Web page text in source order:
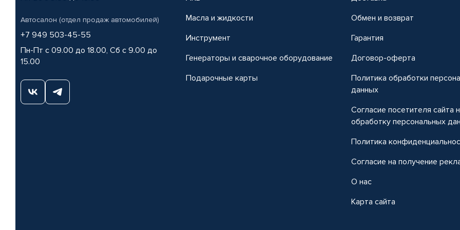
Автосалон (отдел продаж автомобилей)
+7 949 503-45-55
Пн-Пт с 09.00 до 18.00, Сб с 9.00 до
15.00
Масла и жидкости
Инструмент
Генераторы и сварочное оборудование
Подарочные карты
Обмен и возврат
Гарантия
Договор-оферта
Политика обработки
данных
Согласие посетителя сайта
обработку персональных
Политика
Согласие на получение
О нас
Карта сайта